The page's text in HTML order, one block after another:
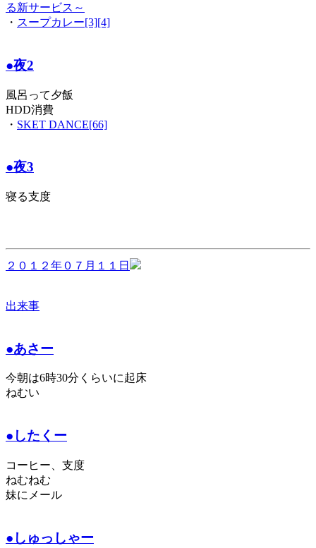
る新サービス～
・ スープカレー[3][4]
●夜2
風呂って夕飯
HDD消費
・ SKET DANCE[66]
●夜3
寝る支度
２０１２年０７月１１日
出来事
●あさー
今朝は6時30分くらいに起床
ねむい
●したくー
コーヒー、支度
ねむねむ
妹にメール
●しゅっしゃー